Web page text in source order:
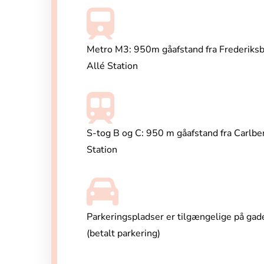
Metro M3: 950m gåafstand fra
Allé Station
S-tog B og C: 950 m gåafstand fra
Station
Parkeringspladser er tilgængelige på
(betalt parkering)